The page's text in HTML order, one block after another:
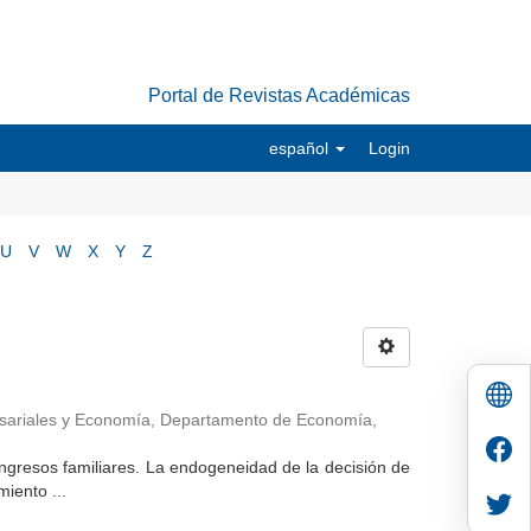
Portal de Revistas Académicas
español Login
U V W X Y Z
y Economía, Departamento de Economía,
familiares. La endogeneidad de la decisión de
...